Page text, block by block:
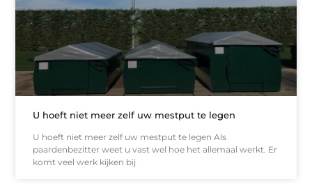
U hoeft niet meer zelf uw mestput te legen
U hoeft niet meer zelf uw mestput te legen Als
paardenbezitter weet u vast wel hoe het allemaal werkt. Er
komt veel werk kijken bij